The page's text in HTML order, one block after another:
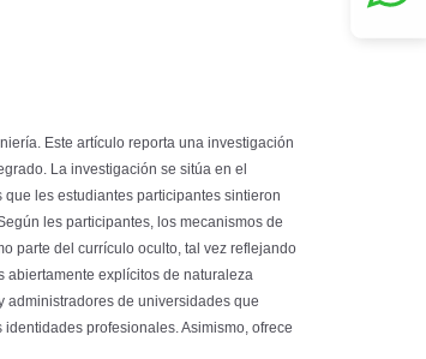
Este artículo reporta una investigación
La investigación se sitúa en el
les estudiantes participantes sintieron
les participantes, los mecanismos de
parte del currículo oculto, tal vez reflejando
abiertamente explícitos de naturaleza
administradores de universidades que
profesionales. Asimismo, ofrece